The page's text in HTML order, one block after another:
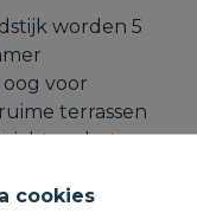
cookies
worden 5
voor
terrassen
op het
garage,